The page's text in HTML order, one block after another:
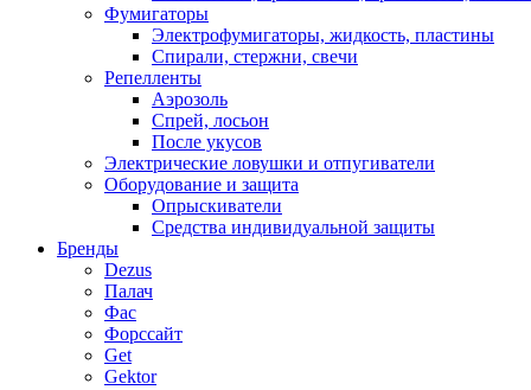
Фумигаторы
Электрофумигаторы, жидкость, пластины
Спирали, стержни, свечи
Репелленты
Аэрозоль
Спрей, лосьон
После укусов
Электрические ловушки и отпугиватели
Оборудование и защита
Опрыскиватели
Средства индивидуальной защиты
Бренды
Dezus
Палач
Фас
Форcсайт
Get
Gektor